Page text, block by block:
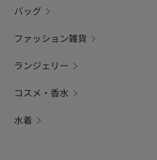
バッグ
ファッション雑貨
ランジェリー
コスメ・香水
水着